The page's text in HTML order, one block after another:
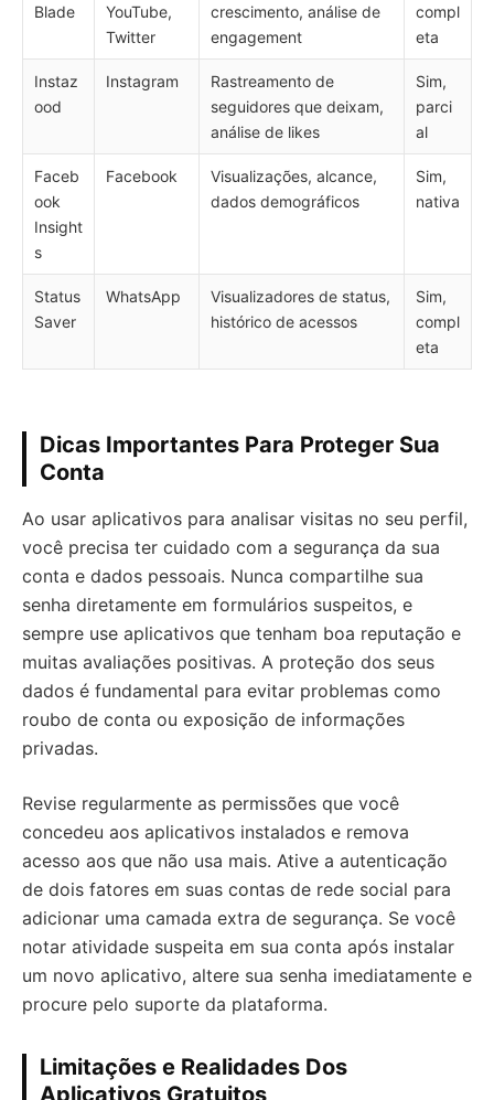
Blade
YouTube,
Twitter
crescimento, análise de
engagement
compl
eta
Instaz
ood
Instagram
Rastreamento de
seguidores que deixam,
análise de likes
Sim,
parci
al
Faceb
ook
Insight
s
Facebook
Visualizações, alcance,
dados demográficos
Sim,
nativa
Status
Saver
WhatsApp
Visualizadores de status,
histórico de acessos
Sim,
compl
eta
Dicas Importantes Para Proteger Sua
Conta
Ao usar aplicativos para analisar visitas no seu perfil,
você precisa ter cuidado com a segurança da sua
conta e dados pessoais. Nunca compartilhe sua
senha diretamente em formulários suspeitos, e
sempre use aplicativos que tenham boa reputação e
muitas avaliações positivas. A proteção dos seus
dados é fundamental para evitar problemas como
roubo de conta ou exposição de informações
privadas.
Revise regularmente as permissões que você
concedeu aos aplicativos instalados e remova
acesso aos que não usa mais. Ative a autenticação
de dois fatores em suas contas de rede social para
adicionar uma camada extra de segurança. Se você
notar atividade suspeita em sua conta após instalar
um novo aplicativo, altere sua senha imediatamente e
procure pelo suporte da plataforma.
Limitações e Realidades Dos
Aplicativos Gratuitos